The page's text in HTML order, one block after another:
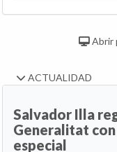
Abrir
ACTUALIDAD
Salvador Illa
Generalitat con
especial